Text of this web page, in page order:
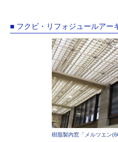
■ フクビ・リフォジュールアー
樹脂製内窓「メルツエン